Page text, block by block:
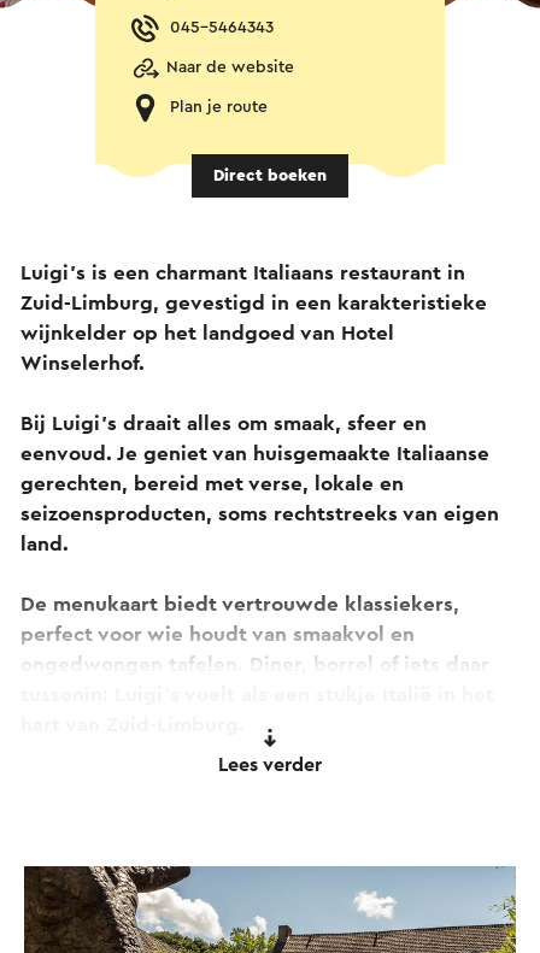
045-5464343
Naar de website
Plan je route
Direct boeken
Luigi’s is een charmant Italiaans restaurant in
Zuid-Limburg, gevestigd in een karakteristieke
wijnkelder op het landgoed van Hotel
Winselerhof.
Bij Luigi’s draait alles om smaak, sfeer en
eenvoud. Je geniet van huisgemaakte Italiaanse
gerechten, bereid met verse, lokale en
seizoensproducten, soms rechtstreeks van eigen
land.
De menukaart biedt vertrouwde klassiekers,
perfect voor wie houdt van smaakvol en
ongedwongen tafelen. Diner, borrel of iets daar
maakt Luigi’s ideaal voor een avond met vrienden,
een spontane lunch of gewoon als ontspannen
afsluiter van je dag.
Lees verder